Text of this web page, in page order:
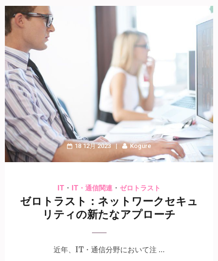
18 12月 2023 Kogure
IT ・ IT・通信関連 ・ ゼロトラスト
ゼロトラスト：ネットワークセキュ
リティの新たなアプローチ
近年、IT・通信分野において注 …